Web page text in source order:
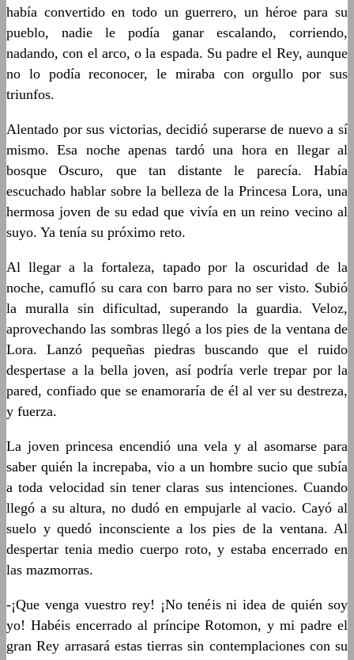
había convertido en todo un guerrero, un héroe para su
pueblo, nadie le podía ganar escalando, corriendo,
nadando, con el arco, o la espada. Su padre el Rey, aunque
no lo podía reconocer, le miraba con orgullo por sus
triunfos.
Alentado por sus victorias, decidió superarse de nuevo a sí
mismo. Esa noche apenas tardó una hora en llegar al
bosque Oscuro, que tan distante le parecía. Había
escuchado hablar sobre la belleza de la Princesa Lora, una
hermosa joven de su edad que vivía en un reino vecino al
suyo. Ya tenía su próximo reto.
Al llegar a la fortaleza, tapado por la oscuridad de la
noche, camufló su cara con barro para no ser visto. Subió
la muralla sin dificultad, superando la guardia. Veloz,
aprovechando las sombras llegó a los pies de la ventana de
Lora. Lanzó pequeñas piedras buscando que el ruido
despertase a la bella joven, así podría verle trepar por la
pared, confiado que se enamoraría de él al ver su destreza,
y fuerza.
La joven princesa encendió una vela y al asomarse para
saber quién la increpaba, vio a un hombre sucio que subía
a toda velocidad sin tener claras sus intenciones. Cuando
llegó a su altura, no dudó en empujarle al vacio. Cayó al
suelo y quedó inconsciente a los pies de la ventana. Al
despertar tenia medio cuerpo roto, y estaba encerrado en
las mazmorras.
-¡Que venga vuestro rey! ¡No tenéis ni idea de quién soy
yo! Habéis encerrado al príncipe Rotomon, y mi padre el
gran Rey arrasará estas tierras sin contemplaciones con su